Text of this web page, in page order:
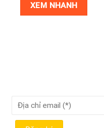
XEM NHANH